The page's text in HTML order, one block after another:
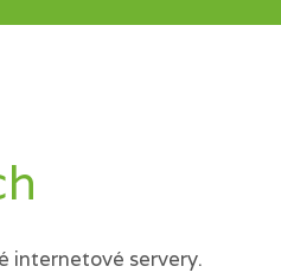
internetové servery.